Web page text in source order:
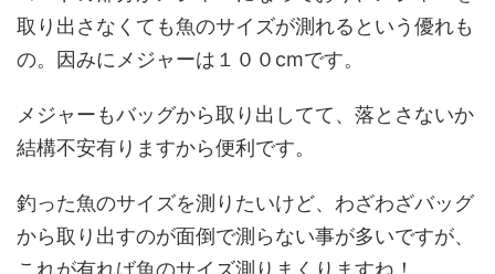
取り出さなくても魚のサイズが測れるという優れも
の。因みにメジャーは１００cmです。
メジャーもバッグから取り出してて、落とさないか
結構不安有りますから便利です。
釣った魚のサイズを測りたいけど、わざわざバッグ
から取り出すのが面倒で測らない事が多いですが、
これが有れば魚のサイズ測りまくりますね！